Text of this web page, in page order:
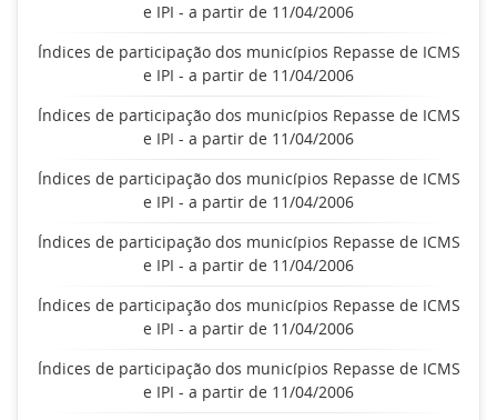
e IPI - a partir de 11/04/2006
Índices de participação dos municípios Repasse de ICMS
e IPI - a partir de 11/04/2006
Índices de participação dos municípios Repasse de ICMS
e IPI - a partir de 11/04/2006
Índices de participação dos municípios Repasse de ICMS
e IPI - a partir de 11/04/2006
Índices de participação dos municípios Repasse de ICMS
e IPI - a partir de 11/04/2006
Índices de participação dos municípios Repasse de ICMS
e IPI - a partir de 11/04/2006
Índices de participação dos municípios Repasse de ICMS
e IPI - a partir de 11/04/2006